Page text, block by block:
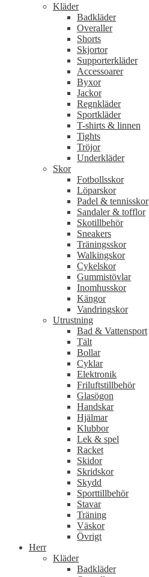
Kläder
Badkläder
Overaller
Shorts
Skjortor
Supporterkläder
Accessoarer
Byxor
Jackor
Regnkläder
Sportkläder
T-shirts & linnen
Tights
Tröjor
Underkläder
Skor
Fotbollsskor
Löparskor
Padel & tennisskor
Sandaler & tofflor
Skotillbehör
Sneakers
Träningsskor
Walkingskor
Cykelskor
Gummistövlar
Inomhusskor
Kängor
Vandringskor
Utrustning
Bad & Vattensport
Tält
Bollar
Cyklar
Elektronik
Friluftstillbehör
Glasögon
Handskar
Hjälmar
Klubbor
Lek & spel
Racket
Skidor
Skridskor
Skydd
Sporttillbehör
Stavar
Träning
Väskor
Övrigt
Herr
Kläder
Badkläder